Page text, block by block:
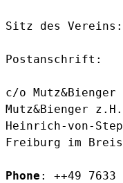
Sitz des
Postanschrift:
c/o Mutz&Bienger
Mutz&Bienger
Heinrich-von-
Freiburg im
Phone : ++49 7633